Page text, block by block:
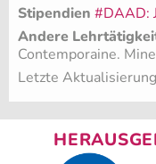
Stipendien #DAAD:
Andere
Contemporaine.
Letzte